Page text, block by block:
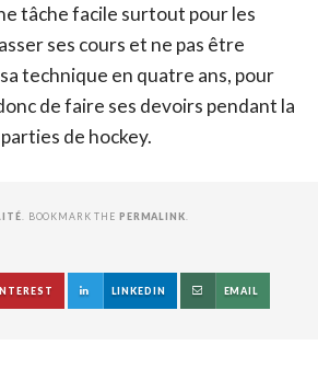
tâche facile surtout pour les
ses cours et ne pas être
technique en quatre ans, pour
de faire ses devoirs pendant la
de hockey.
. BOOKMARK THE PERMALINK
LINKEDIN EMAIL